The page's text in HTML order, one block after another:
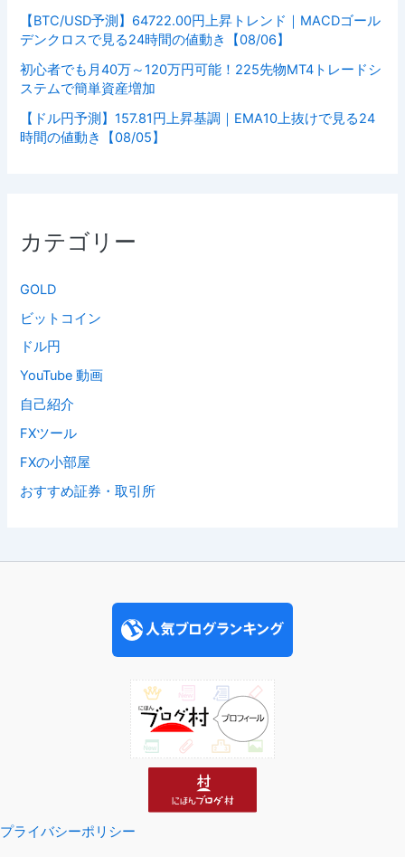
【BTC/USD予測】64722.00円上昇トレンド｜MACDゴール
デンクロスで見る24時間の値動き【08/06】
初心者でも月40万～120万円可能！225先物MT4トレードシ
ステムで簡単資産増加
【ドル円予測】157.81円上昇基調｜EMA10上抜けで見る24
時間の値動き【08/05】
カテゴリー
GOLD
ビットコイン
ドル円
YouTube 動画
自己紹介
FXツール
FXの小部屋
おすすめ証券・取引所
プライバシーポリシー